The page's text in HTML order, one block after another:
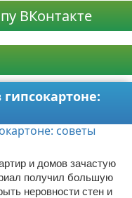
ВКонтакте
и домов зачастую
получил большую
неровности стен и